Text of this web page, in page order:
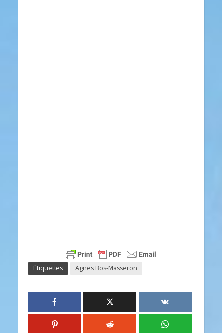
Étiquettes Agnès Bos-Masseron